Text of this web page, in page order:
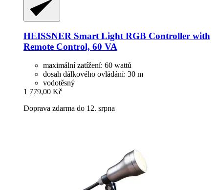
HEISSNER Smart Light RGB Controller with
Remote Control, 60 VA
maximální zatížení: 60 wattů
dosah dálkového ovládání: 30 m
vodotěsný
1 779,00 Kč
Doprava zdarma do 12. srpna